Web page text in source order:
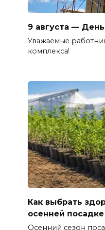
9 августа —
Уважаемые
комплекса!
Как выбрать
осенней посадке
Осенний сезон